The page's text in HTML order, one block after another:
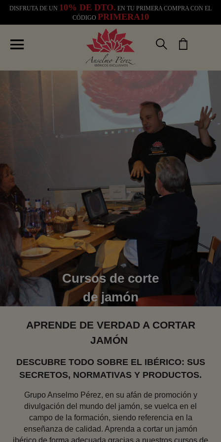
DISFRUTA DE UN 10% DE DTO. EN TU PRIMERA COMPRA CON EL
CÓDIGO PRIMERA10
Anselmo Pérez Tienda de Jamones
Cursos de corte
de jamón
APRENDE DE VERDAD A CORTAR
JAMÓN
DESCUBRE TODO SOBRE EL IBÉRICO: SUS
SECRETOS, NORMATIVAS Y PRODUCTOS.
Grupo Anselmo Pérez, en su afán de promoción y
divulgación del mundo del jamón, se vuelca en el
campo de la formación, siendo referencia en la
enseñanza de calidad. Aprenda a cortar un jamón